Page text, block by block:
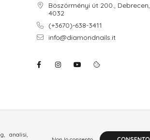
Böszörményi út 200., Debrecen,
4032
(+3670)-638-3411
info@diamondnails.it
analisi,